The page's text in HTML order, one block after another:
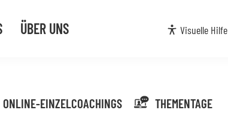
ÜBER UNS Visuelle Hilfe
ONLINE-EINZELCOACHINGS THEMENTAGE